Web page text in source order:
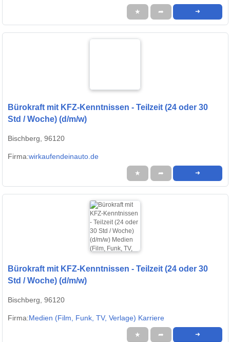
★ ➦ ➜
Bürokraft mit KFZ-Kenntnissen - Teilzeit (24 oder 30
Std / Woche) (d/m/w)
Bischberg, 96120
Firma:wirkaufendeinauto.de
★ ➦ ➜
Bürokraft mit KFZ-Kenntnissen - Teilzeit (24 oder 30
Std / Woche) (d/m/w)
Bischberg, 96120
Firma:Medien (Film, Funk, TV, Verlage) Karriere
★ ➦ ➜